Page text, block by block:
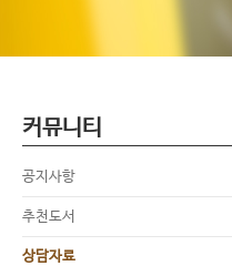
커뮤니티
공지사항
추천도서
상담자료